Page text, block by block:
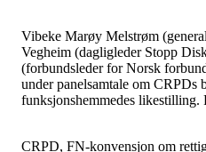
Vibeke Marøy Melstrøm
Vegheim (dagligleder Stopp
(forbundsleder for Norsk
under panelsamtale om CRPDs
funksjonshemmedes likestilling.
CRPD, FN-konvensjon om